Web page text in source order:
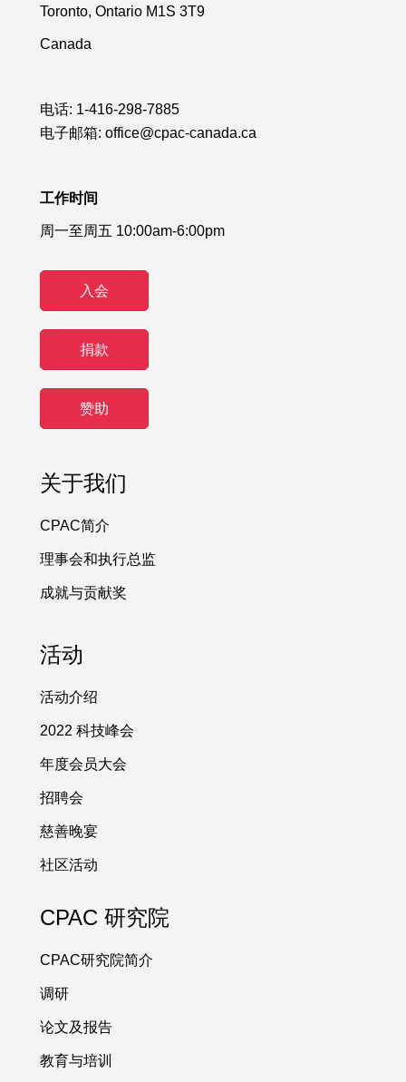
Toronto, Ontario M1S 3T9
Canada
电话: 1-416-298-7885
电子邮箱: office@cpac-canada.ca
工作时间
周一至周五 10:00am-6:00pm
入会
捐款
赞助
关于我们
CPAC简介
理事会和执行总监
成就与贡献奖
活动
活动介绍
2022 科技峰会
年度会员大会
招聘会
慈善晚宴
社区活动
CPAC 研究院
CPAC研究院简介
调研
论文及报告
教育与培训